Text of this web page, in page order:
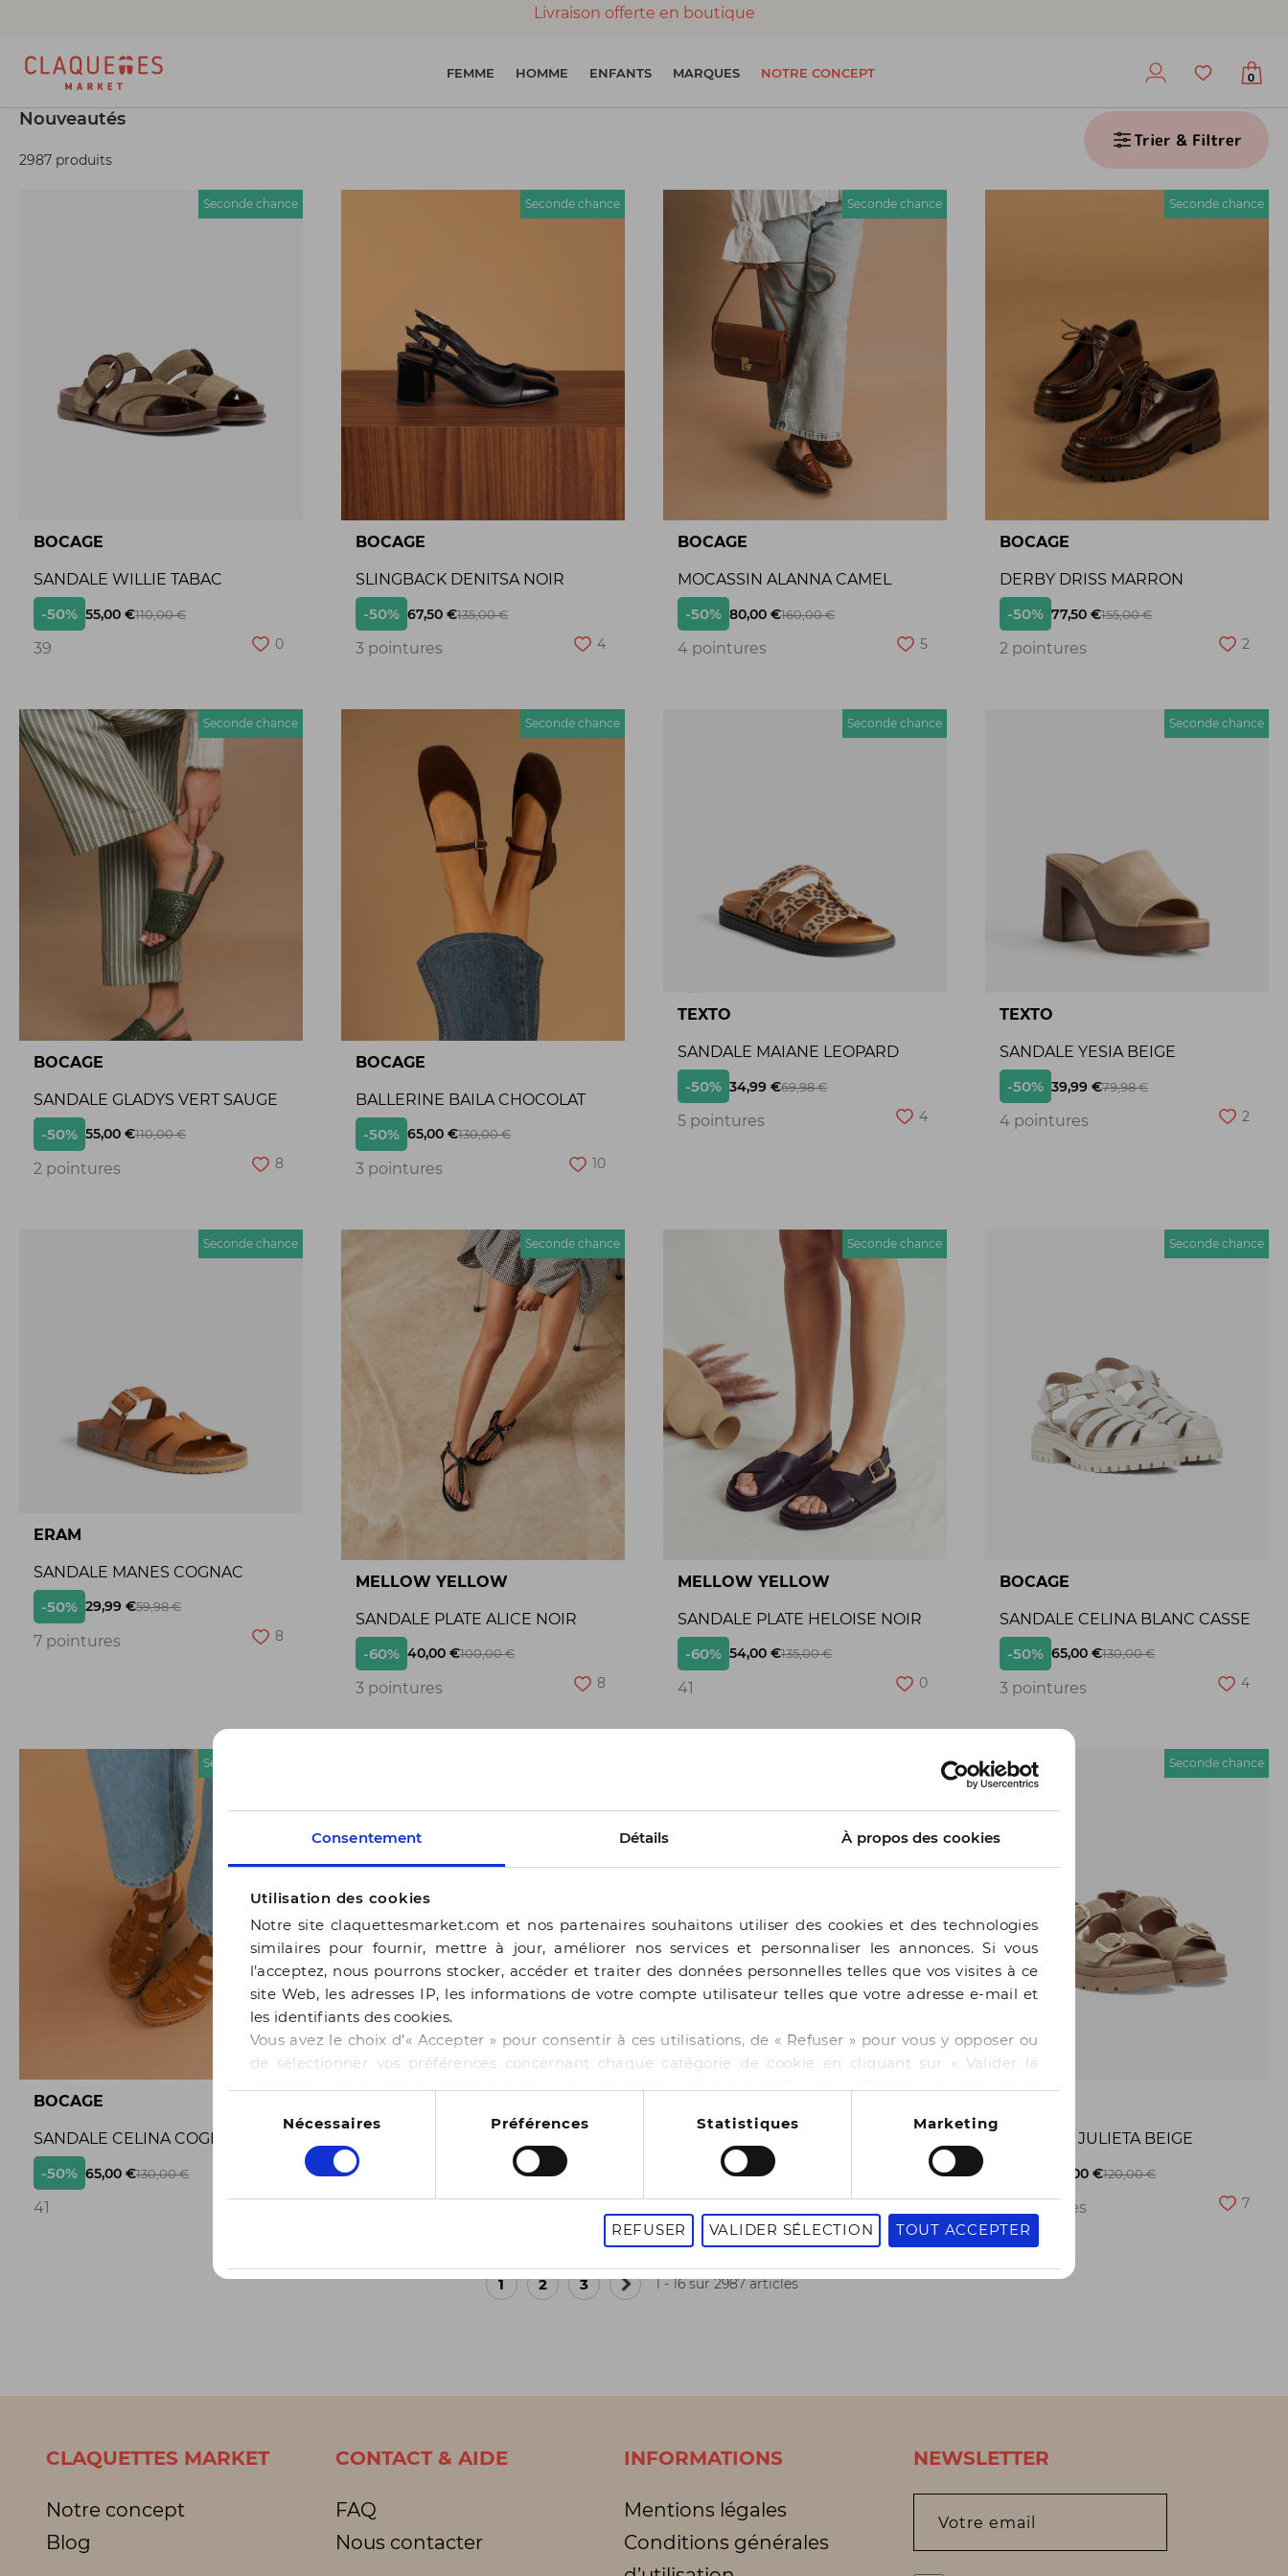
Consentement Détails À propos des cookies
Utilisation des cookies
Notre site claquettesmarket.com et nos partenaires souhaitons utiliser des cookies et des technologies
similaires pour fournir, mettre à jour, améliorer nos services et personnaliser les annonces. Si vous
l’acceptez, nous pourrons stocker, accéder et traiter des données personnelles telles que vos visites à ce
site Web, les adresses IP, les informations de votre compte utilisateur telles que votre adresse e-mail et
les identifiants des cookies.
Vous avez le choix d’« Accepter » pour consentir à ces utilisations, de « Refuser » pour vous y opposer ou
de sélectionner vos préférences concernant chaque catégorie de cookie en cliquant sur « Valider la
sélection » pour valider vos options. Vous pouvez à tout moment modifier vos préférences en consultant
consentement
Nécessaires Préférences Statistiques Marketing
REFUSER VALIDER SÉLECTION TOUT ACCEPTER
Livraison offerte en boutique
FEMME HOMME ENFANTS MARQUES NOTRE CONCEPT 0
Nouveautés
2987 produits
Trier & Filtrer
Seconde chance
BOCAGE
SANDALE WILLIE TABAC
-50% 55,00 €110,00 €
39 0
Seconde chance
BOCAGE
SLINGBACK DENITSA NOIR
-50% 67,50 €135,00 €
3 pointures 4
Seconde chance
BOCAGE
MOCASSIN ALANNA CAMEL
-50% 80,00 €160,00 €
4 pointures 5
Seconde chance
BOCAGE
DERBY DRISS MARRON
-50% 77,50 €155,00 €
2 pointures 2
Seconde chance
BOCAGE
SANDALE GLADYS VERT SAUGE
-50% 55,00 €110,00 €
2 pointures 8
Seconde chance
BOCAGE
BALLERINE BAILA CHOCOLAT
-50% 65,00 €130,00 €
3 pointures 10
Seconde chance
TEXTO
SANDALE MAIANE LEOPARD
-50% 34,99 €69,98 €
5 pointures 4
Seconde chance
TEXTO
SANDALE YESIA BEIGE
-50% 39,99 €79,98 €
4 pointures 2
Seconde chance
ERAM
SANDALE MANES COGNAC
-50% 29,99 €59,98 €
7 pointures 8
Seconde chance
MELLOW YELLOW
SANDALE PLATE ALICE NOIR
-60% 40,00 €100,00 €
3 pointures 8
Seconde chance
MELLOW YELLOW
SANDALE PLATE HELOISE NOIR
-60% 54,00 €135,00 €
41 0
Seconde chance
BOCAGE
SANDALE CELINA BLANC CASSE
-50% 65,00 €130,00 €
3 pointures 4
Seconde chance
BOCAGE
SANDALE CELINA COGNAC
-50% 65,00 €130,00 €
41 3 11
62,50 €
27
Seconde chance
SANDALE JULIETA BEIGE
60,00 €120,00 €
2 pointures 7
1 2 3
Page
1 - 16 sur 2987 articles
CLAQUETTES MARKET
Notre concept
Blog
CONTACT & AIDE
FAQ
Nous contacter
INFORMATIONS
Mentions légales
Conditions générales
NEWSLETTER
Votre email